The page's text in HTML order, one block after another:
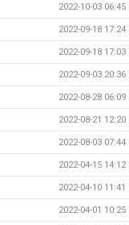
2022-10-03 06:45
2022-09-18 17:24
2022-09-18 17:03
2022-09-03 20:36
2022-08-28 06:09
2022-08-21 12:20
2022-08-03 07:44
2022-04-15 14:12
2022-04-10 11:41
2022-04-01 10:25